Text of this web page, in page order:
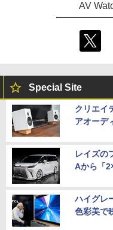
AV
Special Site
クリエイ
アオーデ
レイズの
Aから「
ハイグレ
色彩美で